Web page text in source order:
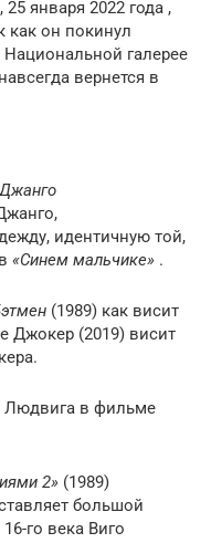
января 2022 года ,
как он покинул
галерее
вернется в
Джанго
идентичную той,
«Синем мальчике» .
(1989) как висит
Джокер (2019) висит
Людвига в фильме
2» (1989)
большой
го века Виго